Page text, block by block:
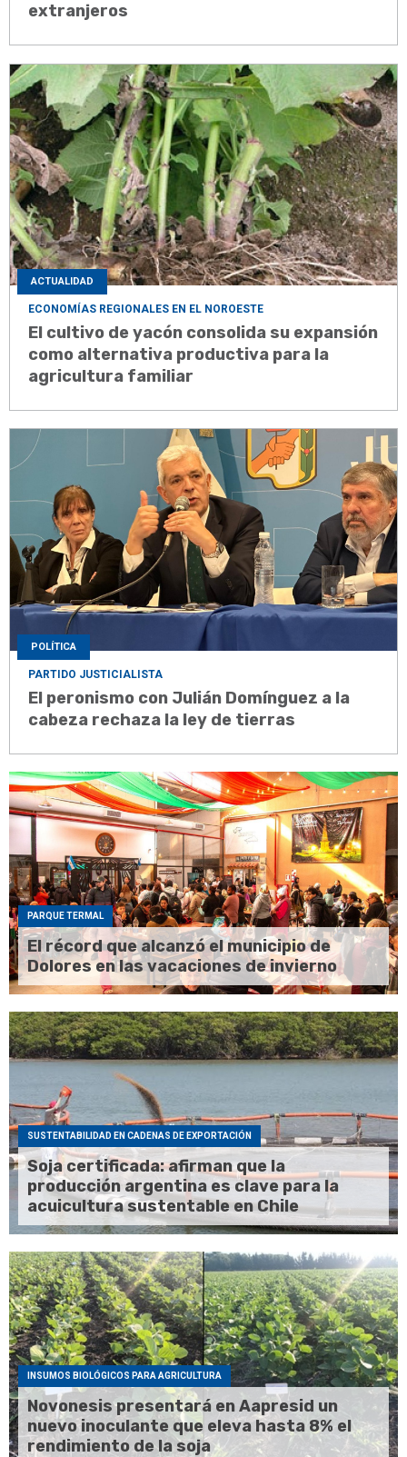
extranjeros
ACTUALIDAD
ECONOMÍAS REGIONALES EN EL NOROESTE
El cultivo de yacón consolida su expansión
como alternativa productiva para la
agricultura familiar
POLÍTICA
PARTIDO JUSTICIALISTA
El peronismo con Julián Domínguez a la
cabeza rechaza la ley de tierras
PARQUE TERMAL
El récord que alcanzó el municipio de
Dolores en las vacaciones de invierno
SUSTENTABILIDAD EN CADENAS DE EXPORTACIÓN
Soja certificada: afirman que la
producción argentina es clave para la
acuicultura sustentable en Chile
INSUMOS BIOLÓGICOS PARA AGRICULTURA
Novonesis presentará en Aapresid un
nuevo inoculante que eleva hasta 8% el
rendimiento de la soja